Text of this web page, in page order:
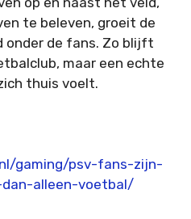
te beleven, groeit de
onder de fans. Zo blijft
maar een echte
thuis voelt.
gaming/psv-fans-zijn-
alleen-voetbal/